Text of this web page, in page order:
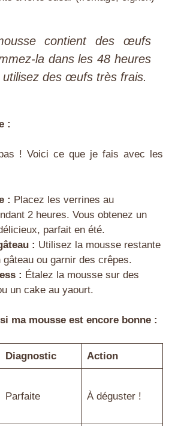
contient des œufs
la dans les 48 heures
des œufs très frais.
:
! Voici ce que je fais avec les
: Placez les verrines au
2 heures. Vous obtenez un
parfait en été.
: Utilisez la mousse restante
gâteau ou garnir des crêpes.
: Étalez la mousse sur des
un cake au yaourt.
ma mousse est encore bonne :
Diagnostic Action
Parfaite À déguster !